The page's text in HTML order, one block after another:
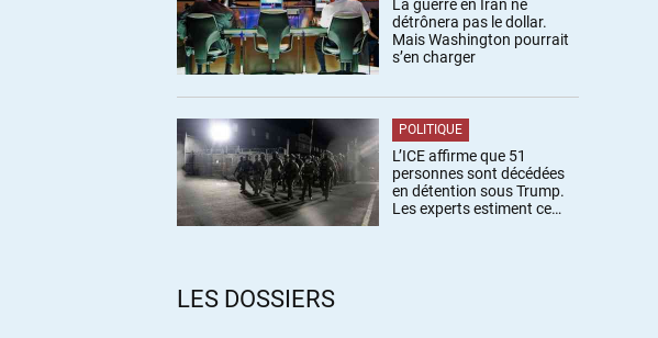
La guerre en Iran ne
détrônera pas le dollar.
Mais Washington pourrait
s’en charger
POLITIQUE
L’ICE affirme que 51
personnes sont décédées
en détention sous Trump.
Les experts estiment ce
LES DOSSIERS